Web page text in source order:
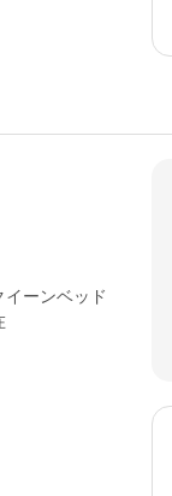
ーンベッド